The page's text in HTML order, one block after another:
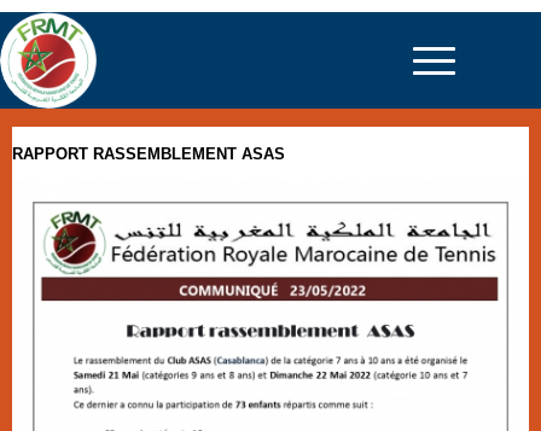
RAPPORT RASSEMBLEMENT ASAS